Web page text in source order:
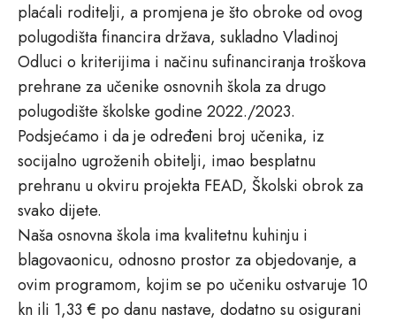
plaćali roditelji, a promjena je što obroke od ovog
polugodišta financira država, sukladno Vladinoj
Odluci o kriterijima i načinu sufinanciranja troškova
prehrane za učenike osnovnih škola za drugo
polugodište školske godine 2022./2023.
Podsjećamo i da je određeni broj učenika, iz
socijalno ugroženih obitelji, imao besplatnu
prehranu u okviru projekta FEAD, Školski obrok za
svako dijete.
Naša osnovna škola ima kvalitetnu kuhinju i
blagovaonicu, odnosno prostor za objedovanje, a
ovim programom, kojim se po učeniku ostvaruje 10
kn ili 1,33 € po danu nastave, dodatno su osigurani